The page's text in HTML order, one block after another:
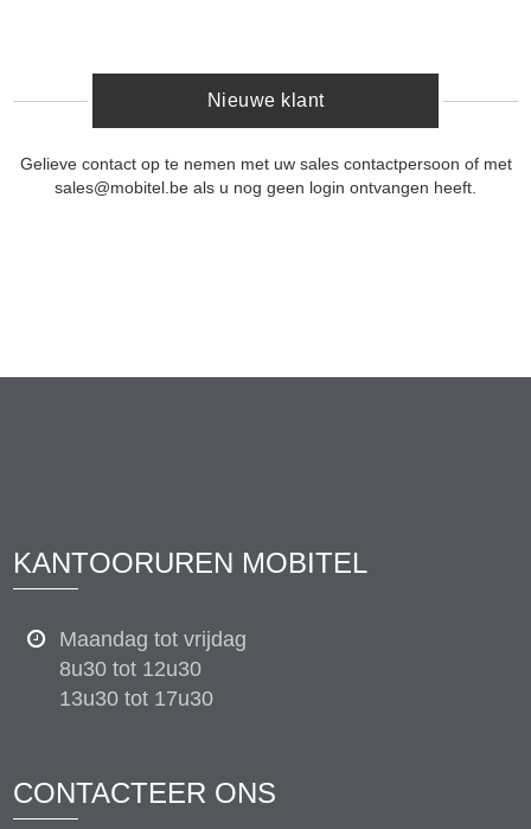
Nieuwe klant
Gelieve contact op te nemen met uw sales contactpersoon of met
sales@mobitel.be als u nog geen login ontvangen heeft.
KANTOORUREN MOBITEL
Maandag tot vrijdag
8u30 tot 12u30
13u30 tot 17u30
CONTACTEER ONS